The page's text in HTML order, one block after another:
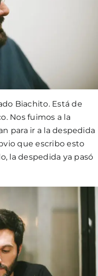
Biachito. Está de
Nos fuimos a la
para ir a la despedida
que escribo esto
la despedida ya pasó